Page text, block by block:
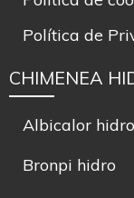
Albicalor hidro
Bronpi hidro